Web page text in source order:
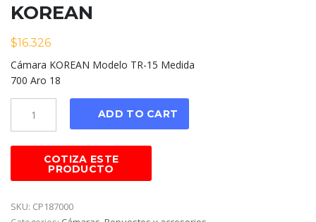
KOREAN
$16.326
Cámara KOREAN Modelo TR-15 Medida
700 Aro 18
ADD TO CART
SKU: CP187000